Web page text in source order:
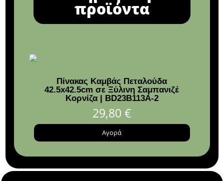
προϊόντα
Πίνακας Καμβάς Πεταλούδα
42.5x42.5cm σε Ξύλινη Σαμπανιζέ
Κορνίζα | BD23B113A-2
29,80 €
Αγορά